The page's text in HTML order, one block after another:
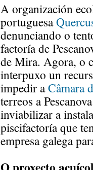
A organización
portuguesa
denunciando o
factoría de
de Mira. Agora, o
interpuxo un
impedir aCâmara
terreos a
inviabilizar a
piscifactoría que
empresa galega